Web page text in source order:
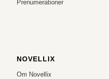
Prenumerationer
NOVELLIX
Om Novellix